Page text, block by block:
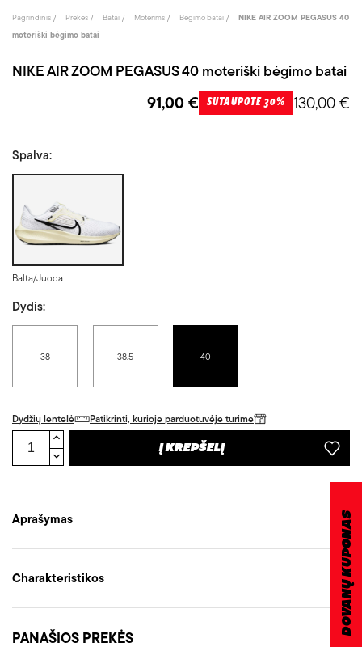
Pagrindinis Prekės Batai Moterims Bėgimo batai
NIKE AIR ZOOM PEGASUS 40
moteriški bėgimo batai
NIKE AIR ZOOM PEGASUS 40 moteriški bėgimo batai
130,00 €
91,00 € SUTAUPOTE 30%
Spalva:
Balta/Juoda
Dydis:
38 38.5 40
Dydžių lentelė Patikrinti, kurioje parduotuvėje turime
Į KREPŠELĮ
Aprašymas
Charakteristikos
PANAŠIOS PREKĖS
DOVANŲ KUPONAS